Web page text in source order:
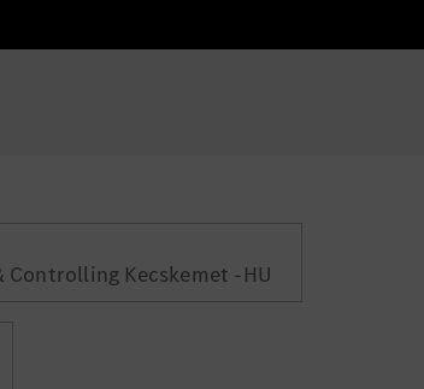
Controlling Kecskemet -HU